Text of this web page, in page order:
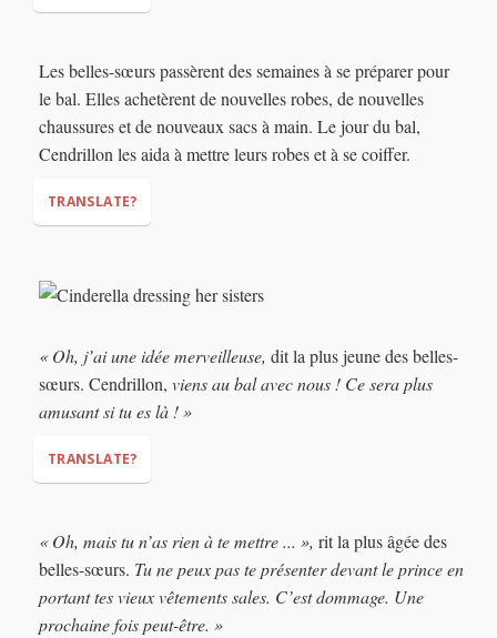
"He is so handsome!"
"He is so rich!"
"He needs a wife!"
Les belles-sœurs passèrent des semaines à se préparer pour
le bal. Elles achetèrent de nouvelles robes, de nouvelles
chaussures et de nouveaux sacs à main. Le jour du bal,
Cendrillon les aida à mettre leurs robes et à se coiffer.
TRANSLATE?
« Oh, j’ai une idée merveilleuse, dit la plus jeune des belles-
sœurs. Cendrillon, viens au bal avec nous ! Ce sera plus
amusant si tu es là ! »
TRANSLATE?
"Cinderella, come to the ball with us! It will be
more fun if you are there!"
« Oh, mais tu n’as rien à te mettre ... », rit la plus âgée des
belles-sœurs. Tu ne peux pas te présenter devant le prince en
portant tes vieux vêtements sales. C’est dommage. Une
prochaine fois peut-être. »